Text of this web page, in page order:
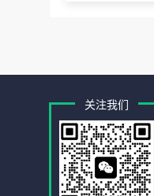
关注我们